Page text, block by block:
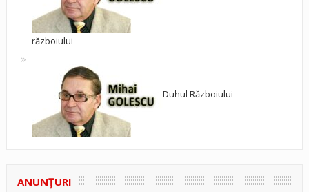
războiului
Duhul Războiului
ANUNŢURI